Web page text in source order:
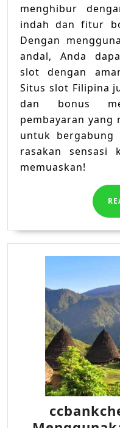
menghibur
indah dan fitur
Dengan
andal, Anda
slot dengan
Situs slot Filipina
dan bonus
pembayaran yang
untuk bergabung
rasakan sensasi
memuaskan!